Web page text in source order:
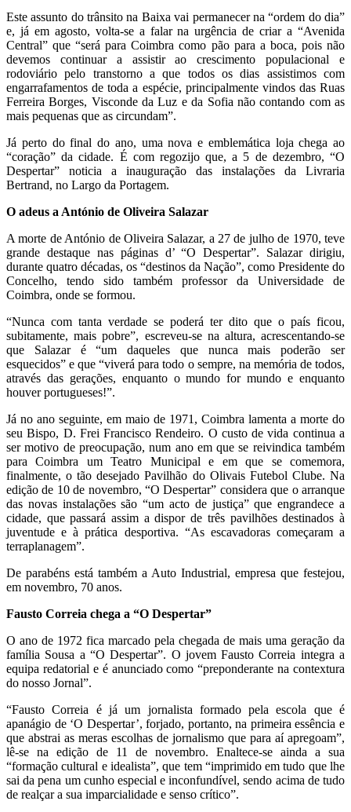
Este assunto do trânsito na Baixa vai permanecer na “ordem do dia”
e, já em agosto, volta-se a falar na urgência de criar a “Avenida
Central” que “será para Coimbra como pão para a boca, pois não
devemos continuar a assistir ao crescimento populacional e
rodoviário pelo transtorno a que todos os dias assistimos com
engarrafamentos de toda a espécie, principalmente vindos das Ruas
Ferreira Borges, Visconde da Luz e da Sofia não contando com as
mais pequenas que as circundam”.
Já perto do final do ano, uma nova e emblemática loja chega ao
“coração” da cidade. É com regozijo que, a 5 de dezembro, “O
Despertar” noticia a inauguração das instalações da Livraria
Bertrand, no Largo da Portagem.
O adeus a António de Oliveira Salazar
A morte de António de Oliveira Salazar, a 27 de julho de 1970, teve
grande destaque nas páginas d’ “O Despertar”. Salazar dirigiu,
durante quatro décadas, os “destinos da Nação”, como Presidente do
Concelho, tendo sido também professor da Universidade de
Coimbra, onde se formou.
“Nunca com tanta verdade se poderá ter dito que o país ficou,
subitamente, mais pobre”, escreveu-se na altura, acrescentando-se
que Salazar é “um daqueles que nunca mais poderão ser
esquecidos” e que “viverá para todo o sempre, na memória de todos,
através das gerações, enquanto o mundo for mundo e enquanto
houver portugueses!”.
Já no ano seguinte, em maio de 1971, Coimbra lamenta a morte do
seu Bispo, D. Frei Francisco Rendeiro. O custo de vida continua a
ser motivo de preocupação, num ano em que se reivindica também
para Coimbra um Teatro Municipal e em que se comemora,
finalmente, o tão desejado Pavilhão do Olivais Futebol Clube. Na
edição de 10 de novembro, “O Despertar” considera que o arranque
das novas instalações são “um acto de justiça” que engrandece a
cidade, que passará assim a dispor de três pavilhões destinados à
juventude e à prática desportiva. “As escavadoras começaram a
terraplanagem”.
De parabéns está também a Auto Industrial, empresa que festejou,
em novembro, 70 anos.
Fausto Correia chega a “O Despertar”
O ano de 1972 fica marcado pela chegada de mais uma geração da
família Sousa a “O Despertar”. O jovem Fausto Correia integra a
equipa redatorial e é anunciado como “preponderante na contextura
do nosso Jornal”.
“Fausto Correia é já um jornalista formado pela escola que é
apanágio de ‘O Despertar’, forjado, portanto, na primeira essência e
que abstrai as meras escolhas de jornalismo que para aí apregoam”,
lê-se na edição de 11 de novembro. Enaltece-se ainda a sua
“formação cultural e idealista”, que tem “imprimido em tudo que lhe
sai da pena um cunho especial e inconfundível, sendo acima de tudo
de realçar a sua imparcialidade e senso crítico”.